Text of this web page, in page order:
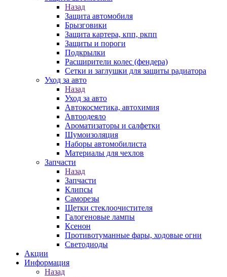
Назад
Защита автомобиля
Брызговики
Защита картера, кпп, ркпп
Защиты и пороги
Подкрылки
Расширители колес (фендера)
Сетки и заглушки для защиты радиатора
Уход за авто
Назад
Уход за авто
Автокосметика, автохимия
Автоодеяло
Ароматизаторы и салфетки
Шумоизоляция
Наборы автомобилиста
Материалы для чехлов
Запчасти
Назад
Запчасти
Клипсы
Саморезы
Щетки стеклоочистителя
Галогеновые лампы
Ксенон
Противотуманные фары, ходовые огни
Светодиоды
Акции
Информация
Назад